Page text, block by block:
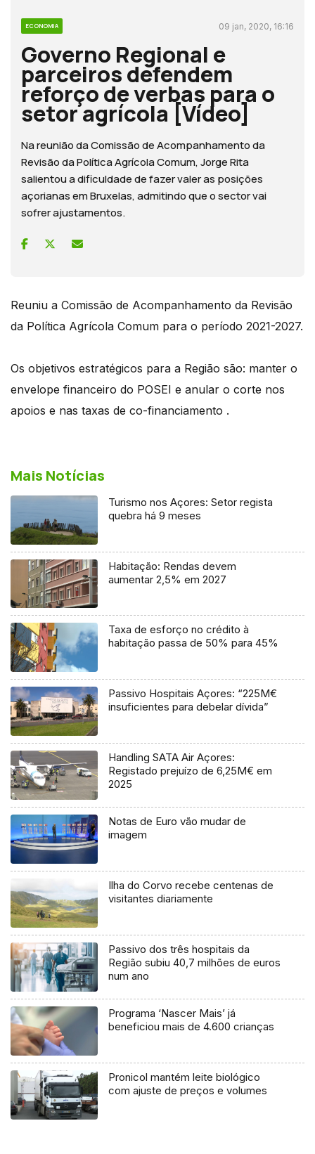
ECONOMIA 09 jan, 2020, 16:16
Governo Regional e
parceiros defendem
reforço de verbas para o
setor agrícola [Vídeo]
Na reunião da Comissão de Acompanhamento da
Revisão da Política Agrícola Comum, Jorge Rita
salientou a dificuldade de fazer valer as posições
açorianas em Bruxelas, admitindo que o sector vai
sofrer ajustamentos.
Reuniu a Comissão de Acompanhamento da Revisão
da Política Agrícola Comum para o período 2021-2027.
Os objetivos estratégicos para a Região são: manter o
envelope financeiro do POSEI e anular o corte nos
apoios e nas taxas de co-financiamento .
Mais Notícias
Turismo nos Açores: Setor regista
quebra há 9 meses
Habitação: Rendas devem
aumentar 2,5% em 2027
Taxa de esforço no crédito à
habitação passa de 50% para 45%
Passivo Hospitais Açores: “225M€
insuficientes para debelar dívida”
Handling SATA Air Açores:
Registado prejuízo de 6,25M€ em
2025
Notas de Euro vão mudar de
imagem
Ilha do Corvo recebe centenas de
visitantes diariamente
Passivo dos três hospitais da
Região subiu 40,7 milhões de euros
num ano
Programa ‘Nascer Mais’ já
beneficiou mais de 4.600 crianças
Pronicol mantém leite biológico
com ajuste de preços e volumes